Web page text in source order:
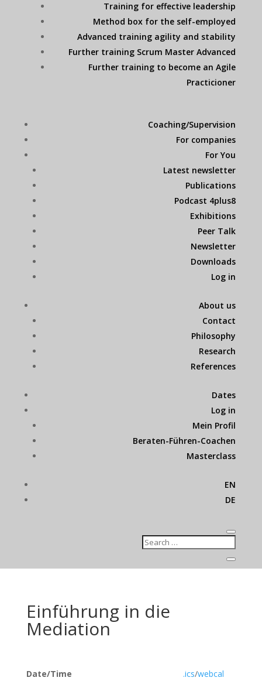
Training for effective leadership
Method box for the self-employed
Advanced training agility and stability
Further training Scrum Master Advanced
Further training to become an Agile
Practicioner
Coaching/Supervision
For companies
For You
Latest newsletter
Publications
Podcast 4plus8
Exhibitions
Peer Talk
Newsletter
Downloads
Log in
About us
Contact
Philosophy
Research
References
Dates
Log in
Mein Profil
Beraten-Führen-Coachen
Masterclass
EN
DE
Einführung in die
Mediation
.ics/webcal
Date/Time